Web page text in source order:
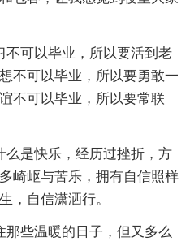
不可以毕业，所以要活到老
不可以毕业，所以要勇敢一
不可以毕业，所以要常联
么是快乐，经历过挫折，方
崎岖与苦乐，拥有自信照样
，自信潇洒行。
那些温暖的日子，但又多么